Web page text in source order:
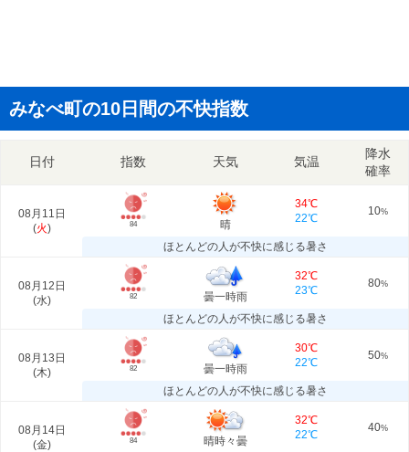
みなべ町の10日間の不快指数
日付 指数 天気 気温
降水
確率
08月11日
(火) 84 晴
34℃
22℃
10%
ほとんどの人が不快に感じる暑さ
08月12日
(水) 82 曇一時雨
32℃
23℃
80%
ほとんどの人が不快に感じる暑さ
08月13日
(木) 82 曇一時雨
30℃
22℃
50%
ほとんどの人が不快に感じる暑さ
08月14日
(金) 84 晴時々曇
32℃
22℃
40%